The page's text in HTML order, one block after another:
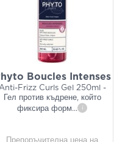
Boucles Intenses
Frizz Curls Gel 250ml -
Гел против къдрене, който
фиксира форм... i